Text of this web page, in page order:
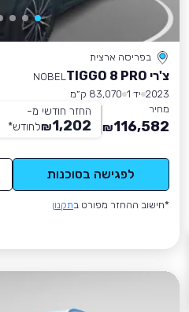
בפריסה ארצית
צ'רי TIGGO 8 PRO
NOBEL
2023 יד 1
83,070 ק״מ
מחיר
116,582
₪
החזר חודשי מ-
1,202
₪לחודש*
לפגישה בסוכנות
*חישוב ההחזר מפורט בתקנון